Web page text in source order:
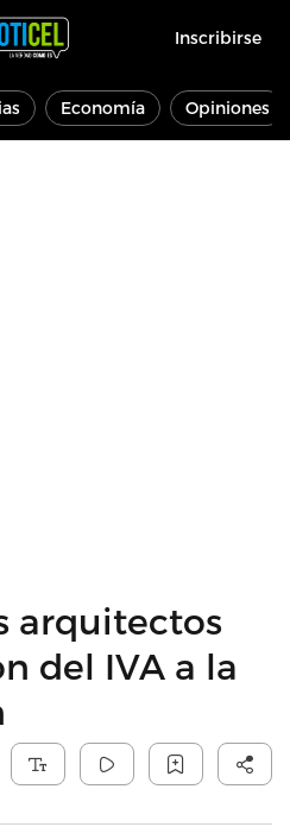
Inscribirse
Economía Opiniones
arquitectos
del IVA a la